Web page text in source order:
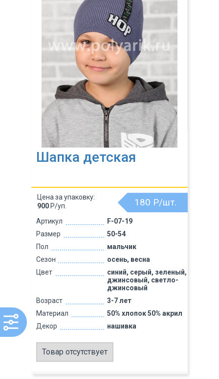
Шапка детская
Артикул
F-07-19
Размер
50-54
Пол
мальчик
Сезон
осень, весна
Цвет
синий, серый, зеленый,
джинсовый, светло-
джинсовый
Возраст
3-7 лет
Материал
50% хлопок 50% акрил
Декор
нашивка
180 Р/шт.
Цена за упаковку:
900 Р/уп.
Товар отсутствует